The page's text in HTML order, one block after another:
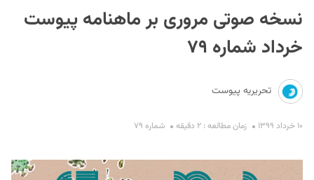
نسخه صوتی مروری بر ماهنامه پیوست
خرداد شماره ۷۹
تحریریه پیوست
۱۰ خرداد ۱۳۹۹ زمان مطالعه : ۲ دقیقه شماره ۷۹